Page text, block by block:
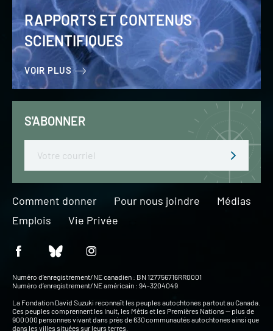
RAPPORTS ET CONTENUS
SCIENTIFIQUES
VOIR PLUS
S'ABONNER
Email
Comment donner Pour nous joindre
Médias
Emplois
Vie Privée
Numéro d’enregistrement/NE canadien : BN 127756716RR0001
Numéro d’enregistrement/NE américain : 94-3204049
La Fondation David Suzuki reconnaît les peuples autochtones partout au Canada.
Ces peuples comprennent les Inuit, les Métis et les Premières Nations — plus de
900 000 personnes vivant dans près de 630 communautés autochtones ainsi que
dans les villes situées sur leurs terres.